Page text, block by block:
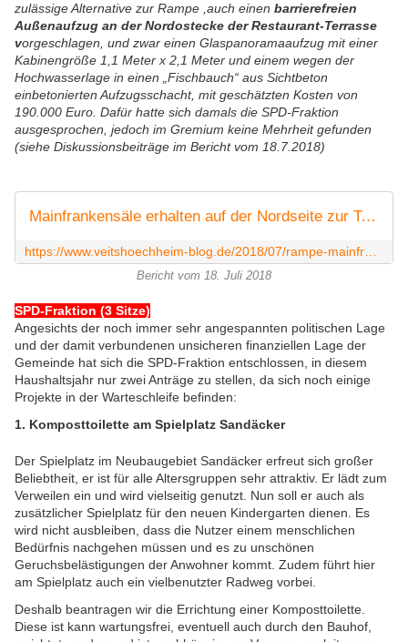
zulässige Alternative zur Rampe ,auch einen barrierefreien
Außenaufzug an der Nordostecke der Restaurant-Terrasse
vorgeschlagen, und zwar einen Glaspanoramaaufzug mit einer
Kabinengröße 1,1 Meter x 2,1 Meter und einem wegen der
Hochwasserlage in einen „Fischbauch“ aus Sichtbeton
einbetonierten Aufzugsschacht, mit geschätzten Kosten von
190.000 Euro. Dafür hatte sich damals die SPD-Fraktion
ausgesprochen, jedoch im Gremium keine Mehrheit gefunden
(siehe Diskussionsbeiträge im Bericht vom 18.7.2018)
Mainfrankensäle erhalten auf der Nordseite zur Terrasse der Kaskade hin eine 58 Meter lange Rampe - Möglicher alternativer Außenaufzug fand keine Mehrheit - Veitshöchheim News
Bericht vom 18. Juli 2018
SPD-Fraktion (3 Sitze)
Angesichts der noch immer sehr angespannten politischen Lage
und der damit verbundenen unsicheren finanziellen Lage der
Gemeinde hat sich die SPD-Fraktion entschlossen, in diesem
Haushaltsjahr nur zwei Anträge zu stellen, da sich noch einige
Projekte in der Warteschleife befinden:
1. Komposttoilette am Spielplatz Sandäcker
Der Spielplatz im Neubaugebiet Sandäcker erfreut sich großer
Beliebtheit, er ist für alle Altersgruppen sehr attraktiv. Er lädt zum
Verweilen ein und wird vielseitig genutzt. Nun soll er auch als
zusätzlicher Spielplatz für den neuen Kindergarten dienen. Es
wird nicht ausbleiben, dass die Nutzer einem menschlichen
Bedürfnis nachgehen müssen und es zu unschönen
Geruchsbelästigungen der Anwohner kommt. Zudem führt hier
am Spielplatz auch ein vielbenutzter Radweg vorbei.
Deshalb beantragen wir die Errichtung einer Komposttoilette.
Diese ist kann wartungsfrei, eventuell auch durch den Bauhof,